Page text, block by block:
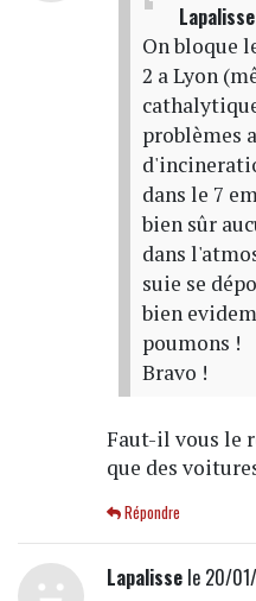
Lapalisse
On bloque
2 a Lyon
problèmes
dans le 7
bien sûr
dans
suie se
bien
poumons !
Bravo !
Faut-il vous le
que des
Répondre
Lapalissele 20/01/